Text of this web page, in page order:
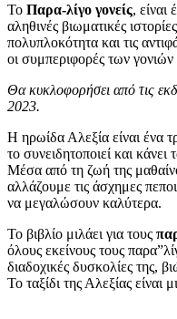
Το Παρα-λίγο γονείς, είναι
αληθινές βιωματικές
πολυπλοκότητα και τις
οι συμπεριφορές των
Θα κυκλοφορήσει από τις
2023.
Η ηρωίδα Αλεξία είναι ένα
το συνειδητοποιεί και κάνει
Μέσα από τη ζωή της
αλλάζουμε τις άσχημες
να μεγαλώσουν καλύτερα.
Το βιβλίο μιλάει για τους
όλους εκείνους τους
διαδοχικές δυσκολίες της,
Το ταξίδι της Αλεξίας είναι